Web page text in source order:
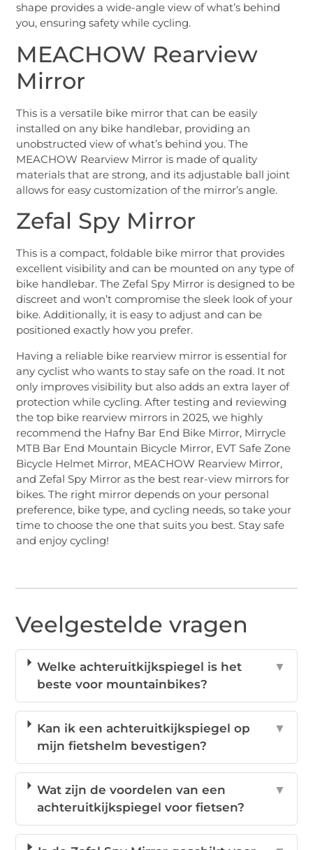
shape provides a wide-angle view of what’s behind
you, ensuring safety while cycling.
MEACHOW Rearview
Mirror
This is a versatile bike mirror that can be easily
installed on any bike handlebar, providing an
unobstructed view of what’s behind you. The
MEACHOW Rearview Mirror is made of quality
materials that are strong, and its adjustable ball joint
allows for easy customization of the mirror’s angle.
Zefal Spy Mirror
This is a compact, foldable bike mirror that provides
excellent visibility and can be mounted on any type of
bike handlebar. The Zefal Spy Mirror is designed to be
discreet and won’t compromise the sleek look of your
bike. Additionally, it is easy to adjust and can be
positioned exactly how you prefer.
Having a reliable bike rearview mirror is essential for
any cyclist who wants to stay safe on the road. It not
only improves visibility but also adds an extra layer of
protection while cycling. After testing and reviewing
the top bike rearview mirrors in 2025, we highly
recommend the Hafny Bar End Bike Mirror, Mirrycle
MTB Bar End Mountain Bicycle Mirror, EVT Safe Zone
Bicycle Helmet Mirror, MEACHOW Rearview Mirror,
and Zefal Spy Mirror as the best rear-view mirrors for
bikes. The right mirror depends on your personal
preference, bike type, and cycling needs, so take your
time to choose the one that suits you best. Stay safe
and enjoy cycling!
Veelgestelde vragen
Welke achteruitkijkspiegel is het
beste voor mountainbikes?
▼
Kan ik een achteruitkijkspiegel op
mijn fietshelm bevestigen?
▼
Wat zijn de voordelen van een
achteruitkijkspiegel voor fietsen?
▼